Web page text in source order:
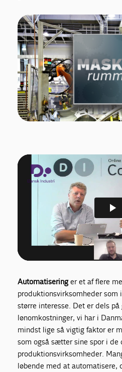
Automatiseringer et af flere
produktionsvirksomheder som
større interesse. Det er dels på
lønomkostninger, vi har i
mindst lige så vigtig faktor er
som også sætter sine spor i de
produktionsvirksomheder.
løbende med at automatisere,